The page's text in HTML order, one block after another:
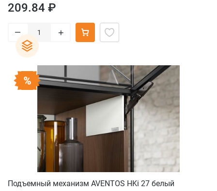
209.84 ₽
– +
Подъемный механизм AVENTOS HKi 27 белый